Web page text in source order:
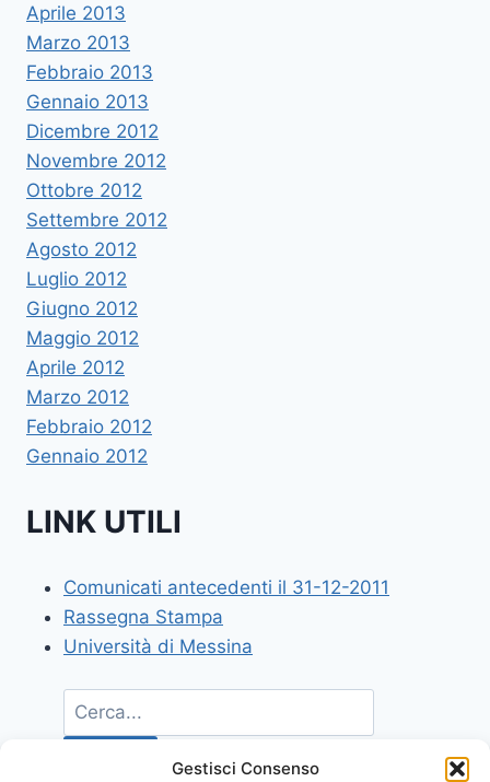
Gestisci Consenso
Aprile 2013
Marzo 2013
Febbraio 2013
Gennaio 2013
Dicembre 2012
Novembre 2012
Ottobre 2012
Settembre 2012
Agosto 2012
Luglio 2012
Giugno 2012
Maggio 2012
Aprile 2012
Marzo 2012
Febbraio 2012
Gennaio 2012
LINK UTILI
Comunicati antecedenti il 31-12-2011
Rassegna Stampa
Università di Messina